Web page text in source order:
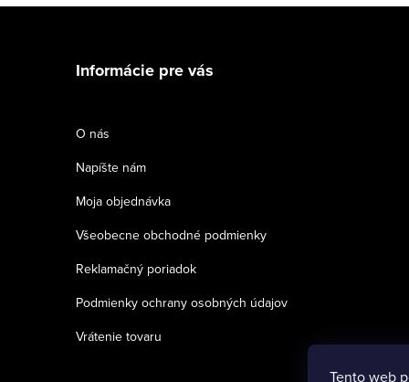
Tento web
Informácie pre vás
O nás
Napíšte nám
Moja objednávka
Všeobecne obchodné podmienky
Reklamačný poriadok
Podmienky ochrany osobných údajov
Vrátenie tovaru